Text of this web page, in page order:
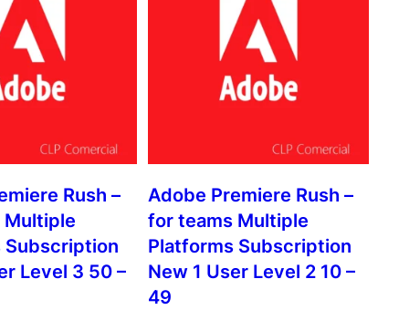
Rush –
Subscription
Level 3 50 –
Adobe Premiere Rush –
for teams Multiple
Platforms Subscription
New 1 User Level 2 10 –
49